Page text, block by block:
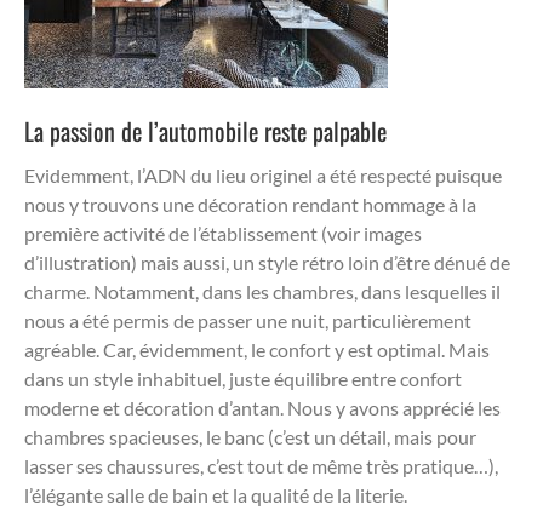
La passion de l’automobile reste palpable
Evidemment, l’ADN du lieu originel a été respecté puisque
nous y trouvons une décoration rendant hommage à la
première activité de l’établissement (voir images
d’illustration) mais aussi, un style rétro loin d’être dénué de
charme. Notamment, dans les chambres, dans lesquelles il
nous a été permis de passer une nuit, particulièrement
agréable. Car, évidemment, le confort y est optimal. Mais
dans un style inhabituel, juste équilibre entre confort
moderne et décoration d’antan. Nous y avons apprécié les
chambres spacieuses, le banc (c’est un détail, mais pour
lasser ses chaussures, c’est tout de même très pratique…),
l’élégante salle de bain et la qualité de la literie.